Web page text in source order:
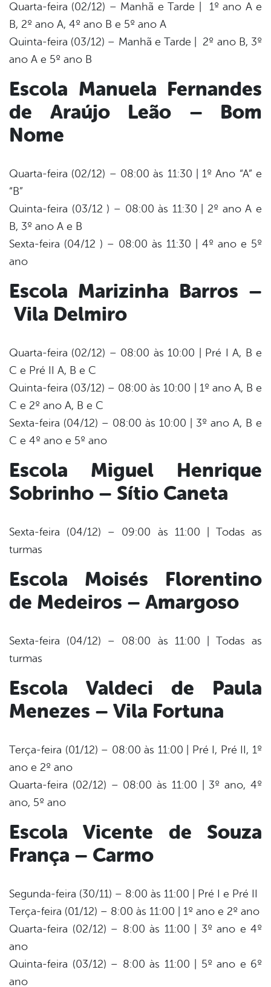
Quarta-feira (02/12) – Manhã e Tarde | 1º ano A e
B, 2º ano A, 4º ano B e 5º ano A
Quinta-feira (03/12) – Manhã e Tarde | 2º ano B, 3º
ano A e 5º ano B
Escola Manuela Fernandes
de Araújo Leão – Bom
Nome
Quarta-feira (02/12) – 08:00 às 11:30 | 1º Ano “A” e
“B”
Quinta-feira (03/12 ) – 08:00 às 11:30 | 2º ano A e
B, 3º ano A e B
Sexta-feira (04/12 ) – 08:00 às 11:30 | 4º ano e 5º
ano
Escola Marizinha Barros –
Vila Delmiro
Quarta-feira (02/12) – 08:00 às 10:00 | Pré I A, B e
C e Pré II A, B e C
Quinta-feira (03/12) – 08:00 às 10:00 | 1º ano A, B e
C e 2º ano A, B e C
Sexta-feira (04/12) – 08:00 às 10:00 | 3º ano A, B e
C e 4º ano e 5º ano
Escola Miguel Henrique
Sobrinho – Sítio Caneta
Sexta-feira (04/12) – 09:00 às 11:00 | Todas as
turmas
Escola Moisés Florentino
de Medeiros – Amargoso
Sexta-feira (04/12) – 08:00 às 11:00 | Todas as
turmas
Escola Valdeci de Paula
Menezes – Vila Fortuna
Terça-feira (01/12) – 08:00 às 11:00 | Pré I, Pré II, 1º
ano e 2º ano
Quarta-feira (02/12) – 08:00 às 11:00 | 3º ano, 4º
ano, 5º ano
Escola Vicente de Souza
França – Carmo
Segunda-feira (30/11) – 8:00 às 11:00 | Pré I e Pré II
Terça-feira (01/12) – 8:00 às 11:00 | 1º ano e 2º ano
Quarta-feira (02/12) – 8:00 às 11:00 | 3º ano e 4º
ano
Quinta-feira (03/12) – 8:00 às 11:00 | 5º ano e 6º
ano